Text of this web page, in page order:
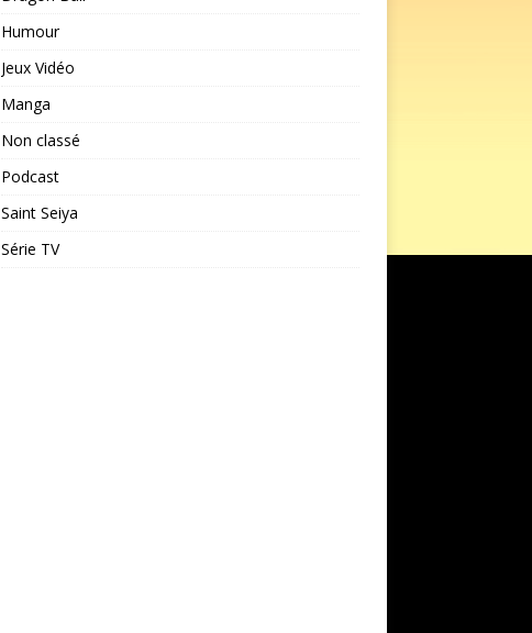
Humour
Jeux Vidéo
Manga
Non classé
Podcast
Saint Seiya
Série TV